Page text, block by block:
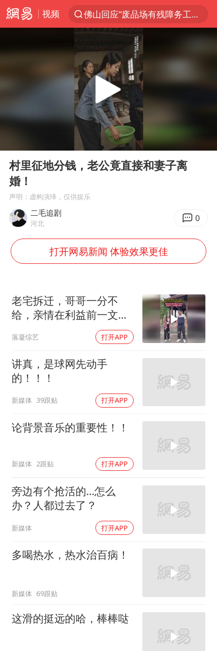
视频
佛山回应“废品场有残障务工人员”
服务提质，内需扩容有保障
美股收盘：道指再创历史新高
人贩子“梅姨”真名谢家梅
“老头乐”悬挂“蒙H好几个8”上路
河南：领导干部要带头休假
被一条街帮助的“煎饼叔叔”去世
男子出狱前8天被改判死缓
13岁少年白天写作业晚上夜市炒粉
中方公布5项对美反制措施
外交部回应日本将中国列为最大挑战
“中国游”持续带火“中国购”
你常吃的兰州拉面要改名了
Play
村里征地分钱，老公竟直接和妻子离
婚！
声明：虚构演绎，仅供娱乐
二毛追剧
河北 0
打开网易新闻 体验效果更佳
老宅拆迁，哥哥一分不
给，亲情在利益前一文不
落凝综艺 打开APP
讲真，是球网先动手
的！！！
新媒体 39跟贴 打开APP
论背景音乐的重要性！！
新媒体 2跟贴 打开APP
旁边有个抢活的…怎么
办？人都过去了？
新媒体 打开APP
多喝热水，热水治百病！
新媒体 69跟贴
这滑的挺远的哈，棒棒哒